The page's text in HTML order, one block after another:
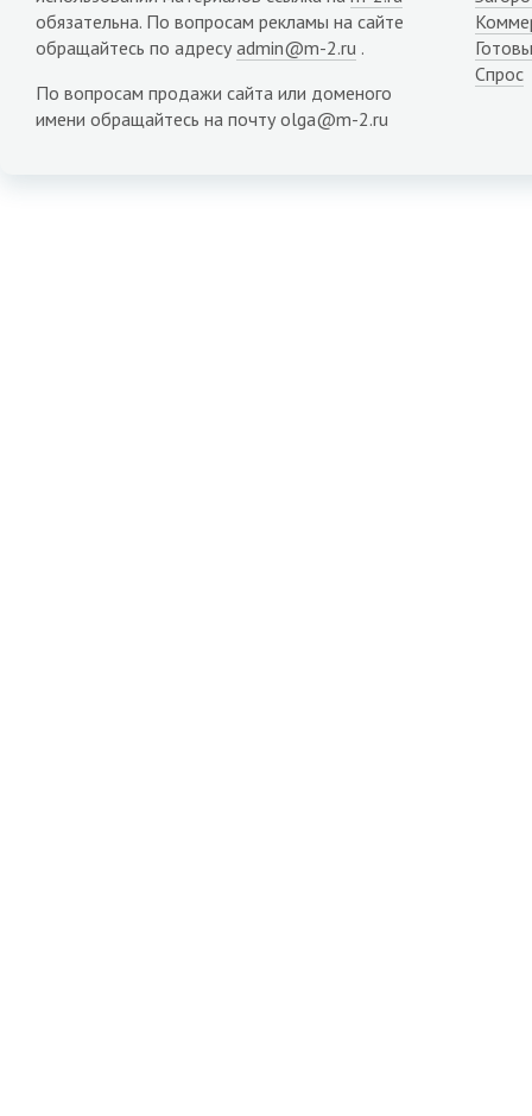
обязательна. По вопросам рекламы на сайте
обращайтесь по адресу admin@m-2.ru .
По вопросам продажи сайта или доменого
имени обращайтесь на почту olga@m-2.ru
Спрос